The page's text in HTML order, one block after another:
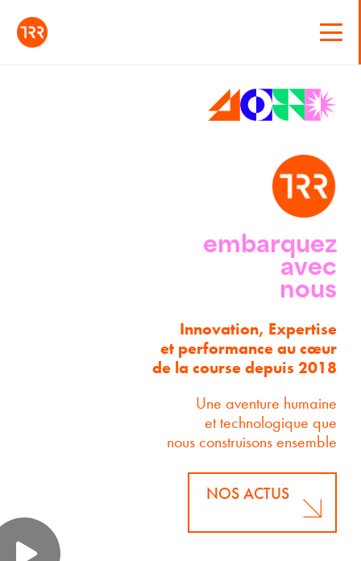
embarquez
avec
nous
Innovation, Expertise
et performance au cœur
de la course depuis 2018
Une aventure humaine
et technologique que
nous construisons ensemble
NOS ACTUS